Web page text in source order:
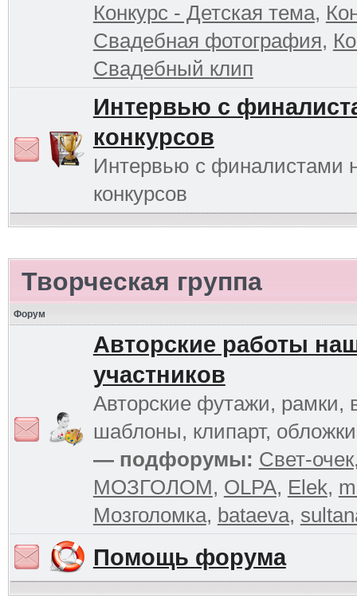
Конкурс - Детская тема,
Свадебная фотография,
Свадебный клип
Интервью с
конкурсов
Интервью с финалистами
конкурсов
Творческая группа
Форум
Авторские работы
участников
Авторские футажи, рамки,
шаблоны, клипарт,
— подфорумы: Свет-очек
МОЗГОЛОМ, OLPA, Elek,
Мозголомка, bataeva,
Помощь форума